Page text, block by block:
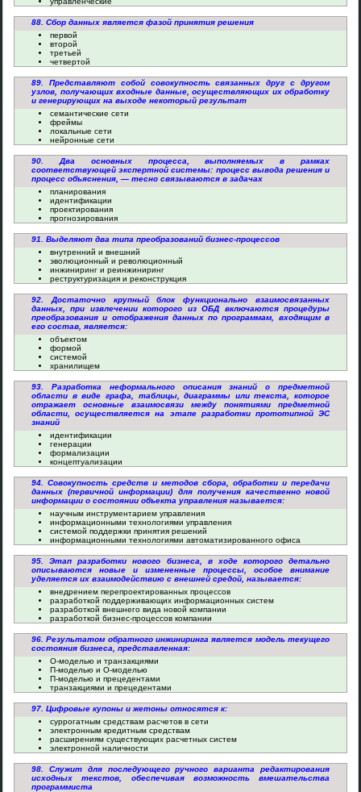
88. Сбор данных является фазой принятия решения
первой
второй
третьей
четвертой
89. Представляют собой совокупность связанных друг с другом
узлов, получающих входные данные, осуществляющих их обработку
и генерирующих на выходе некоторый результат
семантические сети
фреймы
локальные сети
нейронные сети
90. Два основных процесса, выполняемых в рамках
соответствующей экспертной системы: процесс вывода решения и
процесс объяснения, — тесно связываются в задачах
планирования
идентификации
проектирования
прогнозирования
91. Выделяют два типа преобразований бизнес-процессов
внутренний и внешний
эволюционный и революционный
инжиниринг и реинжиниринг
реструктуризация и реконструкция
92. Достаточно крупный блок функционально взаимосвязанных
данных, при извлечении которого из ОБД включаются процедуры
преобразования и отображения данных по программам, входящим в
его состав, является:
объектом
формой
системой
хранилищем
93. Разработка неформального описания знаний о предметной
области в виде графа, таблицы, диаграммы или текста, которое
отражает основные взаимосвязи между понятиями предметной
области, осуществляется на этапе разработки прототипной ЭС
знаний
идентификации
генерации
формализации
концептуализации
94. Совокупность средств и методов сбора, обработки и передачи
данных (первичной информации) для получения качественно новой
информации о состоянии объекта управления называется:
научным инструментарием управления
информационными технологиями управления
системой поддержки принятия решений
информационными технологиями автоматизированного офиса
95. Этап разработки нового бизнеса, в ходе которого детально
описываются новые и измененные процессы, особое внимание
уделяется их взаимодействию с внешней средой, называется:
внедрением перепроектированных процессов
разработкой поддерживающих информационных систем
разработкой внешнего вида новой компании
разработкой бизнес-процессов компании
96. Результатом обратного инжиниринга является модель текущего
состояния бизнеса, представленная:
О-моделью и транзакциями
П-моделью и О-моделью
П-моделью и прецедентами
транзакциями и прецедентами
97. Цифровые купоны и жетоны относятся к:
суррогатным средствам расчетов в сети
электронным кредитным средствам
расширениям существующих расчетных систем
электронной наличности
98. Служит для последующего ручного варианта редактирования
исходных текстов, обеспечивая возможность вмешательства
программиста